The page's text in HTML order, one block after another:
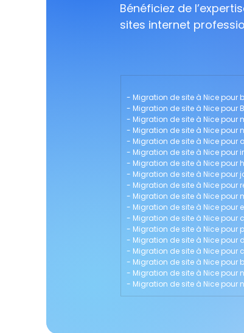
Bénéficiez de
sites internet
- Migration de site à Nice pour
- Migration de site à Nice pour
- Migration de site à Nice pour
- Migration de site à Nice pour
- Migration de site à Nice pour
- Migration de site à Nice pour
- Migration de site à Nice pour
- Migration de site à Nice pour
- Migration de site à Nice pour
- Migration de site à Nice pour
- Migration de site à Nice pour
- Migration de site à Nice pour
- Migration de site à Nice pour
- Migration de site à Nice pour
- Migration de site à Nice pour
- Migration de site à Nice pour
- Migration de site à Nice pour
- Migration de site à Nice pour